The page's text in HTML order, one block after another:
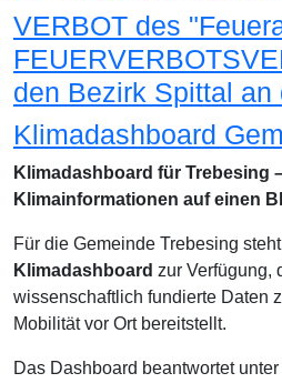
VERBOT des
den Bezirk Spittal an
Klimadashboard
Klimadashboard für Trebesing
Klimainformationen auf einen
Für die Gemeinde Trebesing
Klimadashboard zur Verfügung,
wissenschaftlich fundierte Daten
Mobilität vor Ort bereitstellt.
Das Dashboard beantwortet